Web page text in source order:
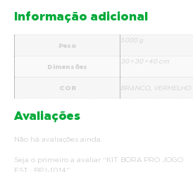
Informação adicional
Peso
5000 g
Dimensões
30 × 30 × 40 cm
COR BRANCO, VERMELHO
Avaliações
Não há avaliações ainda.
Seja o primeiro a avaliar “KIT BORA PRO JOGO
EST.: BPJ-1014”